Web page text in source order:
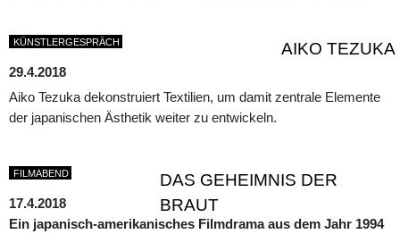
AIKO TEZUKA
KÜNSTLERGESPRÄCH
29.4.2018
Aiko Tezuka dekonstruiert Textilien, um damit zentrale Elemente
der japanischen Ästhetik weiter zu entwickeln.
DAS GEHEIMNIS DER
BRAUT
FILMABEND
17.4.2018
Ein japanisch-amerikanisches Filmdrama aus dem Jahr 1994